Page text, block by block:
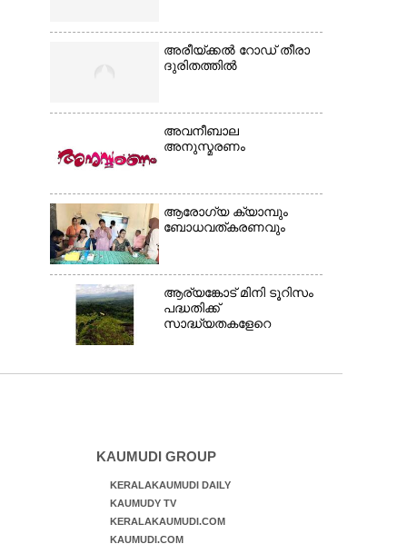
അരീയ്ക്കൽ റോഡ് തീരാ
ദുരിതത്തിൽ
അവനീബാല
അനുസ്മരണം
ആരോഗ്യ ക്യാമ്പും
ബോധവത്കരണവും
ആര്യങ്കോട് മിനി ടൂറിസം
പദ്ധതിക്ക്
സാദ്ധ്യതകളേറെ
KAUMUDI GROUP
KERALAKAUMUDI DAILY
KAUMUDY TV
KERALAKAUMUDI.COM
KAUMUDI.COM